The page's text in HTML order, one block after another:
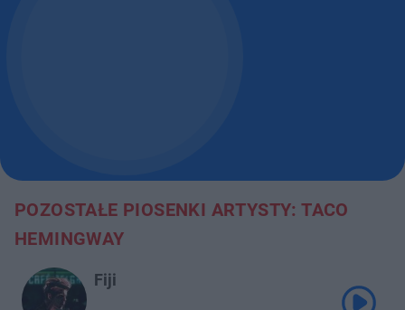
POZOSTAŁE PIOSENKI ARTYSTY: TACO
HEMINGWAY
Fiji